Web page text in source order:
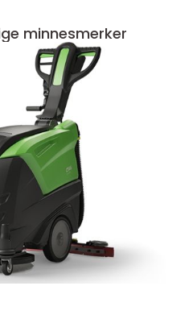
minnesmerker